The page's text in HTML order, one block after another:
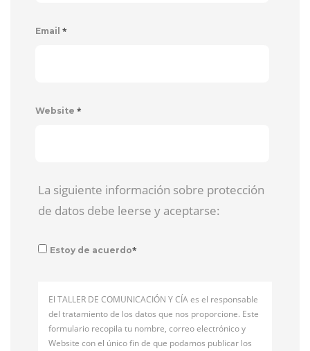
Email *
Website *
La siguiente información sobre protección
de datos debe leerse y aceptarse:
Estoy de acuerdo*
El TALLER DE COMUNICACIÓN Y CÍA es el responsable
del tratamiento de los datos que nos proporcione. Este
formulario recopila tu nombre, correo electrónico y
Website con el único fin de que podamos publicar los